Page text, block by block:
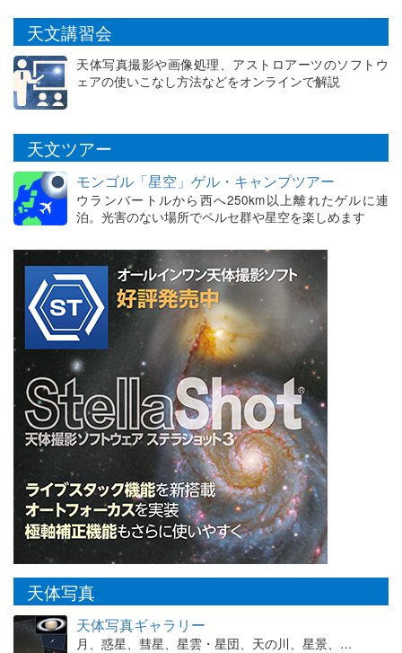
天文講習会
天体写真撮影や画像処理、アストロアーツのソフトウ
ェアの使いこなし方法などをオンラインで解説
天文ツアー
モンゴル「星空」ゲル・キャンプツアー
ウランバートルから西へ250km以上離れたゲルに連
泊。光害のない場所でペルセ群や星空を楽しめます
天体写真
天体写真ギャラリー
月、惑星、彗星、星雲・星団、天の川、星景、…